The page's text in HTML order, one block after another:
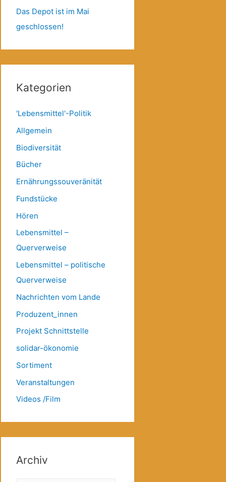
Das Depot ist im Mai
geschlossen!
Kategorien
'Lebensmittel'-Politik
Allgemein
Biodiversität
Bücher
Ernährungssouveränität
Fundstücke
Hören
Lebensmittel –
Querverweise
Lebensmittel – politische
Querverweise
Nachrichten vom Lande
Produzent_innen
Projekt Schnittstelle
solidar-ökonomie
Sortiment
Veranstaltungen
Videos /Film
Archiv